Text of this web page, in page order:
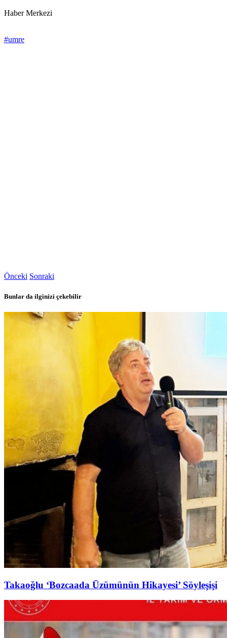
Haber Merkezi
#umre
Önceki Sonraki
Bunlar da ilginizi çekebilir
Takaoğlu ‘Bozcaada Üzümünün Hikayesi’ Söyleşişi